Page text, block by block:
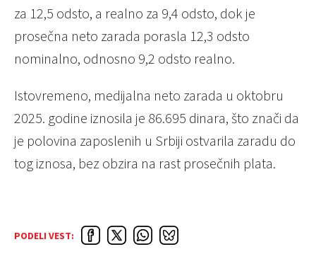
za 12,5 odsto, a realno za 9,4 odsto, dok je
prosečna neto zarada porasla 12,3 odsto
nominalno, odnosno 9,2 odsto realno.
Istovremeno, medijalna neto zarada u oktobru
2025. godine iznosila je 86.695 dinara, što znači da
je polovina zaposlenih u Srbiji ostvarila zaradu do
tog iznosa, bez obzira na rast prosečnih plata.
PODELI VEST: